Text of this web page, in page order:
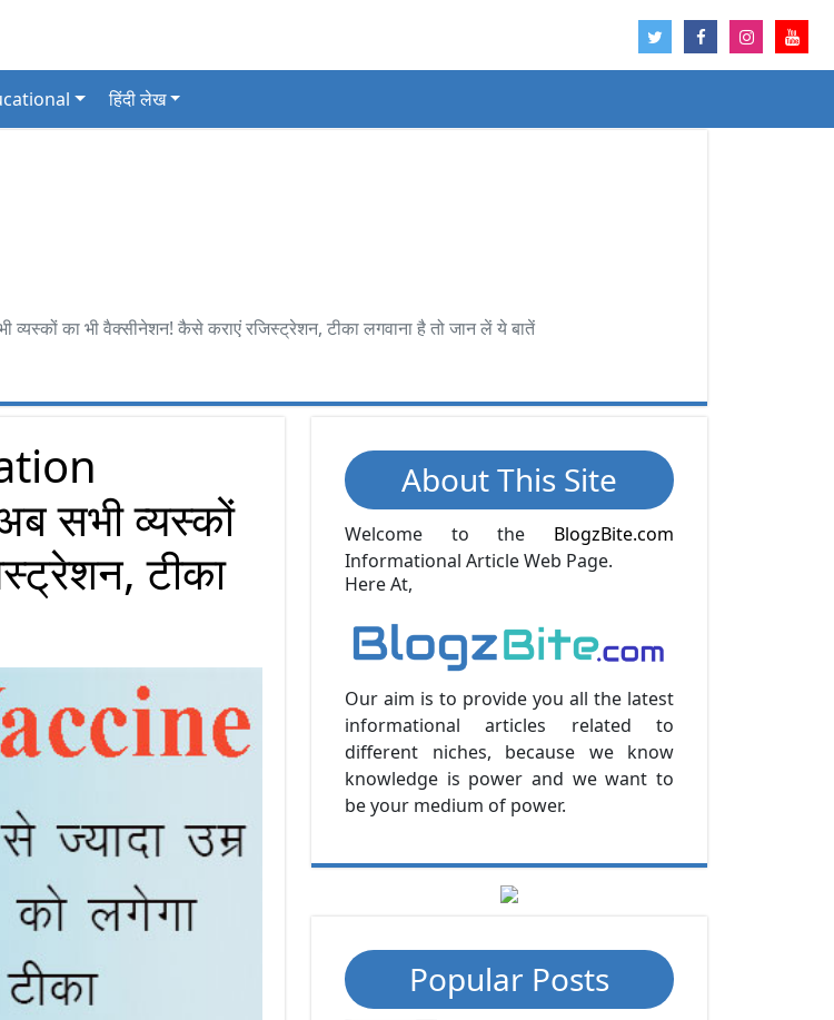
हिंदी लेख
का भी वैक्सीनेशन! कैसे कराएं रजिस्ट्रेशन, टीका लगवाना है तो जान लें ये बातें
सभी व्यस्कों
टीका
About This Site
Welcome to the BlogzBite.com
Informational Article Web Page.
Here At,
Our aim is to provide you all the latest
informational articles related to
different niches, because we know
knowledge is power and we want to
be your medium of power.
Popular Posts